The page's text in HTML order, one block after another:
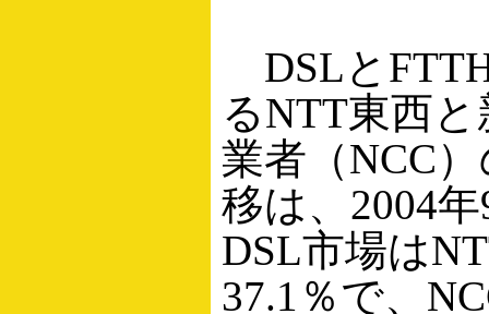
DSLと
るNTT東西
業者（NCC
移は、2004
DSL市場は
37.1％で、